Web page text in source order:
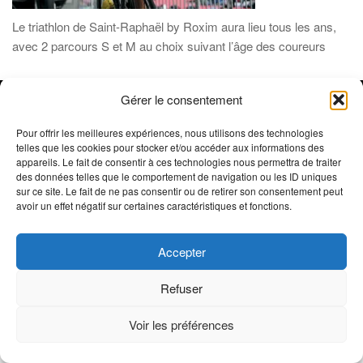
Gérer le consentement
Pour offrir les meilleures expériences, nous utilisons des technologies
telles que les cookies pour stocker et/ou accéder aux informations des
appareils. Le fait de consentir à ces technologies nous permettra de traiter
des données telles que le comportement de navigation ou les ID uniques
sur ce site. Le fait de ne pas consentir ou de retirer son consentement peut
avoir un effet négatif sur certaines caractéristiques et fonctions.
Accepter
Refuser
Voir les préférences
Le triathlon de Saint-Raphaël by Roxim aura lieu tous les ans,
avec 2 parcours S et M au choix suivant l’âge des coureurs
© 2019-2026 Oxygène Sports Estérel- Réalisé par
Sophie Beneult
- Tous droits réservés - Reproduction interdite -
Crédit photos : Trimax - Activ Image, @ActivImages-YSemat,
©Franck Cluzel, ©Rémy Vroonen, ©La Chaîne du Triathlon ©
Emma Comte ///Mentions Légales